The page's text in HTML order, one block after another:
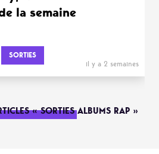
la semaine
SORTIES
il y a 2 semaines
« SORTIES ALBUMS RAP »